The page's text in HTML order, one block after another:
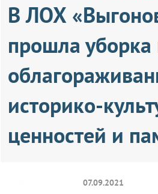
В ЛОХ
прошла уборка
историко-
ценностей и
07.09.2021